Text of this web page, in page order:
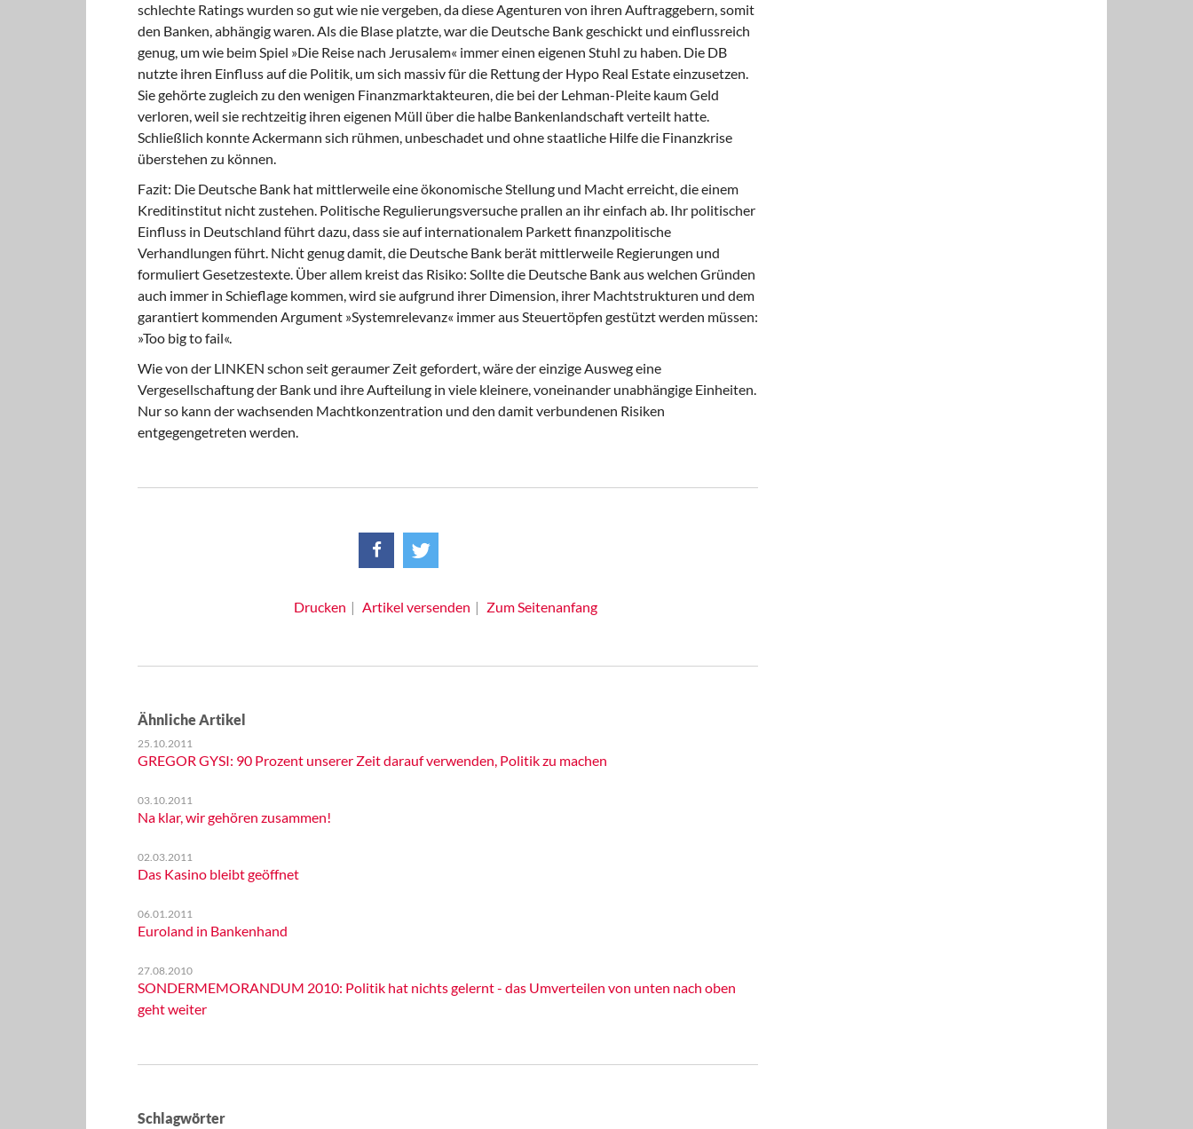
schlechte Ratings wurden so gut wie nie vergeben, da diese Agenturen von ihren Auftraggebern, somit
den Banken, abhängig waren. Als die Blase platzte, war die Deutsche Bank geschickt und einflussreich
genug, um wie beim Spiel »Die Reise nach Jerusalem« immer einen eigenen Stuhl zu haben. Die DB
nutzte ihren Einfluss auf die Politik, um sich massiv für die Rettung der Hypo Real Estate einzusetzen.
Sie gehörte zugleich zu den wenigen Finanzmarktakteuren, die bei der Lehman-Pleite kaum Geld
verloren, weil sie rechtzeitig ihren eigenen Müll über die halbe Bankenlandschaft verteilt hatte.
Schließlich konnte Ackermann sich rühmen, unbeschadet und ohne staatliche Hilfe die Finanzkrise
überstehen zu können.
Fazit: Die Deutsche Bank hat mittlerweile eine ökonomische Stellung und Macht erreicht, die einem
Kreditinstitut nicht zustehen. Politische Regulierungsversuche prallen an ihr einfach ab. Ihr politischer
Einfluss in Deutschland führt dazu, dass sie auf internationalem Parkett finanzpolitische
Verhandlungen führt. Nicht genug damit, die Deutsche Bank berät mittlerweile Regierungen und
formuliert Gesetzestexte. Über allem kreist das Risiko: Sollte die Deutsche Bank aus welchen Gründen
auch immer in Schieflage kommen, wird sie aufgrund ihrer Dimension, ihrer Machtstrukturen und dem
garantiert kommenden Argument »Systemrelevanz« immer aus Steuertöpfen gestützt werden müssen:
»Too big to fail«.
Wie von der LINKEN schon seit geraumer Zeit gefordert, wäre der einzige Ausweg eine
Vergesellschaftung der Bank und ihre Aufteilung in viele kleinere, voneinander unabhängige Einheiten.
Nur so kann der wachsenden Machtkonzentration und den damit verbundenen Risiken
entgegengetreten werden.
Drucken Artikel versenden Zum Seitenanfang
Ähnliche Artikel
25.10.2011
GREGOR GYSI: 90 Prozent unserer Zeit darauf verwenden, Politik zu machen
03.10.2011
Na klar, wir gehören zusammen!
02.03.2011
Das Kasino bleibt geöffnet
06.01.2011
Euroland in Bankenhand
27.08.2010
SONDERMEMORANDUM 2010: Politik hat nichts gelernt - das Umverteilen von unten nach oben
geht weiter
Schlagwörter